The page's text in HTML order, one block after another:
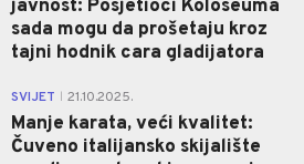
javnost: Posjetioci Koloseuma
sada mogu da prošetaju kroz
tajni hodnik cara gladijatora
SVIJET 21.10.2025.
Manje karata, veći kvalitet:
Čuveno italijansko skijalište